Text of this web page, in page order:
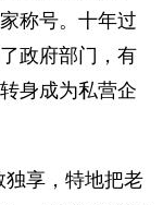
称号。十年过
政府部门，有
身成为私营企
独享，特地把老